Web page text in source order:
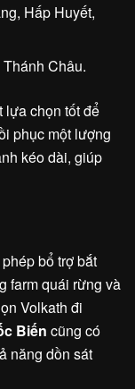
Hấp Huyết,
Châu.
lựa chọn tốt để
phục một lượng
kéo dài, giúp
bổ trợ bắt
farm quái rừng và
Volkath đi
Biến cũng có
năng dồn sát